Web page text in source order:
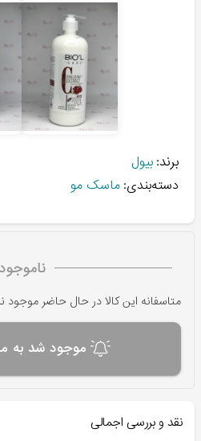
برند: بیول
دسته‌بندی: ماسک مو
ناموجود
متاسفانه این کالا در حال حاضر
موجود شد به
نقد و بررسی اجمالی